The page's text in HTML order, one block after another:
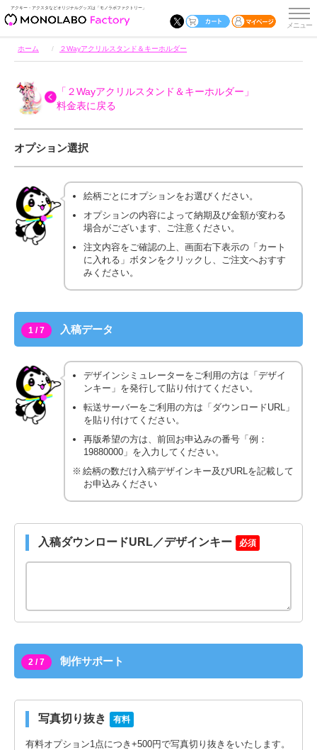
アクキー・アクスタなどオリジナルグッズは「モノラボファクトリー」
ホーム ２Wayアクリルスタンド＆キーホルダー
「２Wayアクリルスタンド＆キーホルダー」
料金表に戻る
オプション選択
絵柄ごとにオプションをお選びください。
オプションの内容によって納期及び金額が変わる
場合がございます、ご注意ください。
注文内容をご確認の上、画面右下表示の「カート
に入れる」ボタンをクリックし、ご注文へおすす
みください。
1 / 7 入稿データ
デザインシミュレーターをご利用の方は「デザイ
ンキー」を発行して貼り付けてください。
転送サーバーをご利用の方は「ダウンロードURL」
を貼り付けてください。
再版希望の方は、前回お申込みの番号「例：
19880000」を入力してください。
絵柄の数だけ入稿デザインキー及びURLを記載して
お申込みください
入稿ダウンロードURL／デザインキー 必須
2 / 7 制作サポート
写真切り抜き 有料
有料オプション1点につき+500円で写真切り抜きをいたします。